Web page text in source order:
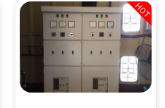
HOT